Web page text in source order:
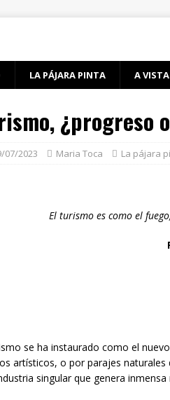
LA PÁJARA PINTA A
¿progreso
07/2023 Maria Toca La pájara
El turismo es como el
se ha instaurado como el
artísticos, o por parajes naturales
singular que genera inmensa